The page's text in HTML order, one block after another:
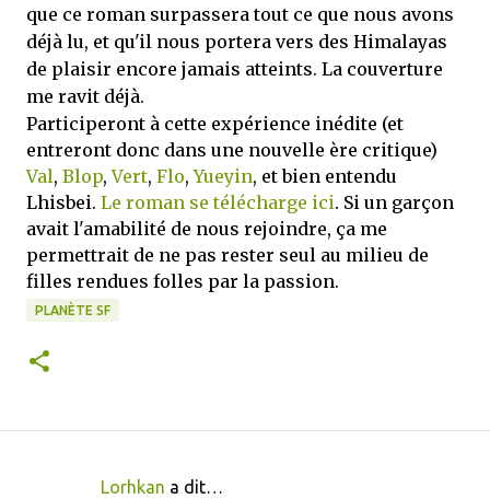
que ce roman surpassera tout ce que nous avons
déjà lu, et qu'il nous portera vers des Himalayas
de plaisir encore jamais atteints. La couverture
me ravit déjà.
Participeront à cette expérience inédite (et
entreront donc dans une nouvelle ère critique)
Val, Blop,Vert, Flo,Yueyin, et bien entendu
Lhisbei. Le roman se télécharge ici. Si un garçon
avait l'amabilité de nous rejoindre, ça me
permettrait de ne pas rester seul au milieu de
filles rendues folles par la passion.
PLANÈTE SF
Lorhkan a dit…